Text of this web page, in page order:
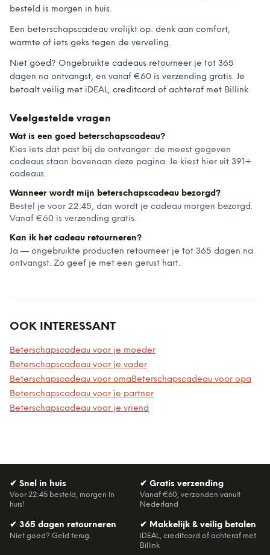
besteld is morgen in huis.
Een beterschapscadeau vrolijkt op: denk aan comfort,
warmte of iets geks tegen de verveling.
Niet goed? Ongebruikte cadeaus retourneer je tot 365
dagen na ontvangst, en vanaf €60 is verzending gratis. Je
betaalt veilig met iDEAL, creditcard of achteraf met Billink.
Veelgestelde vragen
Wat is een goed beterschapscadeau?
Kies iets dat past bij de ontvanger: de meest gegeven
cadeaus staan bovenaan deze pagina. Je kiest hier uit 391+
cadeaus.
Wanneer wordt mijn beterschapscadeau bezorgd?
Bestel je voor 22:45, dan wordt je cadeau morgen bezorgd.
Vanaf €60 is verzending gratis.
Kan ik het cadeau retourneren?
Ja — ongebruikte producten retourneer je tot 365 dagen na
ontvangst. Zo geef je met een gerust hart.
OOK INTERESSANT
Beterschapscadeau voor je moeder
Beterschapscadeau voor je vader
Beterschapscadeau voor omaBeterschapscadeau voor opa
Beterschapscadeau voor je partner
Beterschapscadeau voor je vriend
✔ Snel in huis
Voor 22:45 besteld, morgen in
huis!
✔ Gratis verzending
Vanaf €60, verzonden vanuit
Nederland
✔ 365 dagen retourneren
Niet goed? Geld terug.
✔ Makkelijk & veilig betalen
iDEAL, creditcard of achteraf met
Billink